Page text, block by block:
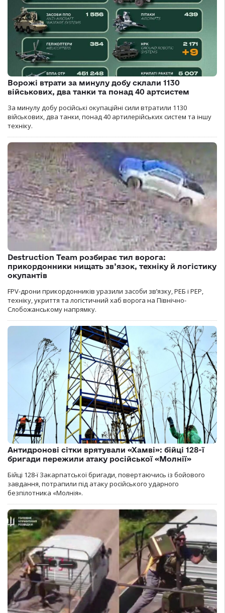
Ворожі втрати за минулу добу склали 1130
військових, два танки та понад 40 артсистем
За минулу добу російські окупаційні сили втратили 1130
військових, два танки, понад 40 артилерійських систем та іншу
техніку.
Destruction Team розбирає тил ворога:
прикордонники нищать зв’язок, техніку й логістику
окупантів
FPV-дрони прикордонників уразили засоби зв’язку, РЕБ і РЕР,
техніку, укриття та логістичний хаб ворога на Північно-
Слобожанському напрямку.
Антидронові сітки врятували «Хамві»: бійці 128-ї
бригади пережили атаку російської «Молнії»
Бійці 128-ї Закарпатської бригади, повертаючись із бойового
завдання, потрапили під атаку російського ударного
безпілотника «Молнія».